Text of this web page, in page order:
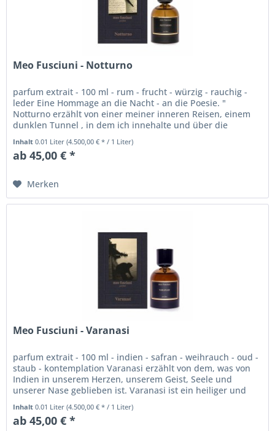
Meo Fusciuni - Notturno
parfum extrait - 100 ml - rum - frucht - würzig - rauchig -
leder Eine Hommage an die Nacht - an die Poesie. "
Notturno erzählt von einer meiner inneren Reisen, einem
dunklen Tunnel , in dem ich innehalte und über die
Schönheit der...
Inhalt0.01 Liter(4.500,00 € * / 1 Liter)
ab 45,00 € *
Merken
Meo Fusciuni - Varanasi
parfum extrait - 100 ml - indien - safran - weihrauch - oud -
staub - kontemplation Varanasi erzählt von dem, was von
Indien in unserem Herzen, unserem Geist, Seele und
unserer Nase geblieben ist. Varanasi ist ein heiliger und
Inhalt0.01 Liter(4.500,00 € * / 1 Liter)
ab 45,00 € *